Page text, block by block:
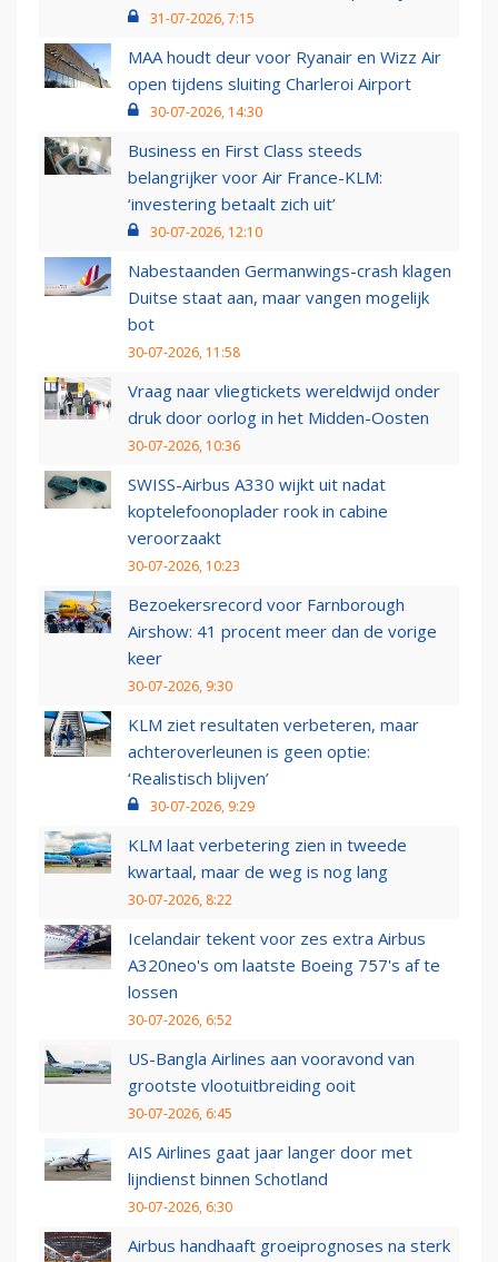
31-07-2026, 7:15
MAA houdt deur voor Ryanair en Wizz Air
open tijdens sluiting Charleroi Airport
30-07-2026, 14:30
Business en First Class steeds
belangrijker voor Air France-KLM:
‘investering betaalt zich uit’
30-07-2026, 12:10
Nabestaanden Germanwings-crash klagen
Duitse staat aan, maar vangen mogelijk
bot
30-07-2026, 11:58
Vraag naar vliegtickets wereldwijd onder
druk door oorlog in het Midden-Oosten
30-07-2026, 10:36
SWISS-Airbus A330 wijkt uit nadat
koptelefoonoplader rook in cabine
veroorzaakt
30-07-2026, 10:23
Bezoekersrecord voor Farnborough
Airshow: 41 procent meer dan de vorige
keer
30-07-2026, 9:30
KLM ziet resultaten verbeteren, maar
achteroverleunen is geen optie:
‘Realistisch blijven’
30-07-2026, 9:29
KLM laat verbetering zien in tweede
kwartaal, maar de weg is nog lang
30-07-2026, 8:22
Icelandair tekent voor zes extra Airbus
A320neo's om laatste Boeing 757's af te
lossen
30-07-2026, 6:52
US-Bangla Airlines aan vooravond van
grootste vlootuitbreiding ooit
30-07-2026, 6:45
AIS Airlines gaat jaar langer door met
lijndienst binnen Schotland
30-07-2026, 6:30
Airbus handhaaft groeiprognoses na sterk